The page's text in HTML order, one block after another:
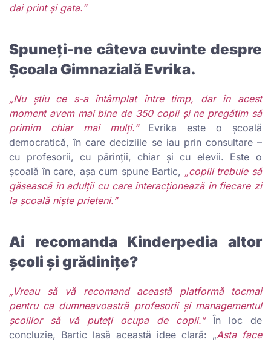
dai print și gata.”
Spuneți-ne câteva cuvinte despre
Școala Gimnazială Evrika.
„Nu știu ce s-a întâmplat între timp, dar în acest
moment avem mai bine de 350 copii și ne pregătim să
primim chiar mai mulți.” Evrika este o școală
democratică, în care deciziile se iau prin consultare –
cu profesorii, cu părinții, chiar și cu elevii. Este o
școală în care, așa cum spune Bartic, „copiii trebuie să
găsească în adulții cu care interacționează în fiecare zi
la școală niște prieteni.”
Ai recomanda Kinderpedia altor
școli și grădinițe?
„Vreau să vă recomand această platformă tocmai
pentru ca dumneavoastră profesorii și managementul
școlilor să vă puteți ocupa de copii.” În loc de
concluzie, Bartic lasă această idee clară: „Asta face